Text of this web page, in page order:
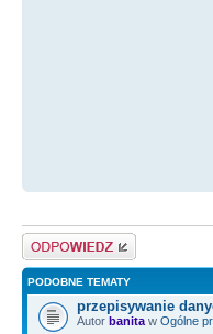
Odpowiedz
PODOBNE TEMATY
przepisywanie
Autor banitaw Ogólne